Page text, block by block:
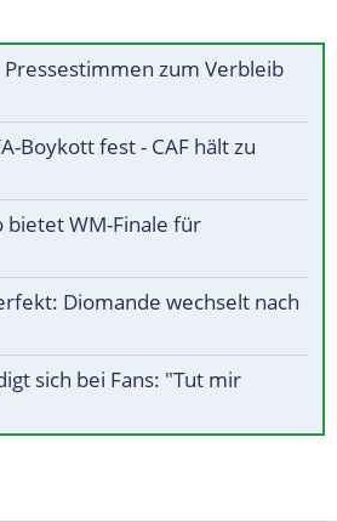
zum Verbleib
Boykott fest - CAF hält zu
bietet WM-Finale für
Diomande wechselt nach
sich bei Fans: "Tut mir